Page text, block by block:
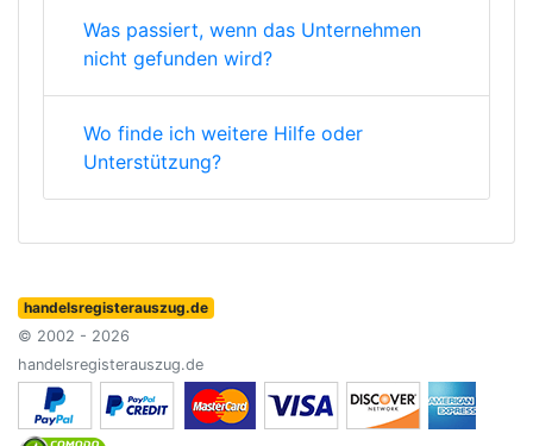
Was passiert, wenn das Unternehmen
nicht gefunden wird?
Wo finde ich weitere Hilfe oder
Unterstützung?
handelsregisterauszug.de
© 2002 - 2026
handelsregisterauszug.de